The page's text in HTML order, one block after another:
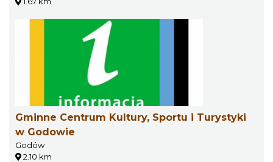
Gminne Centrum Kultury, Sportu i Turystyki
w Godowie
Godów
2.10 km